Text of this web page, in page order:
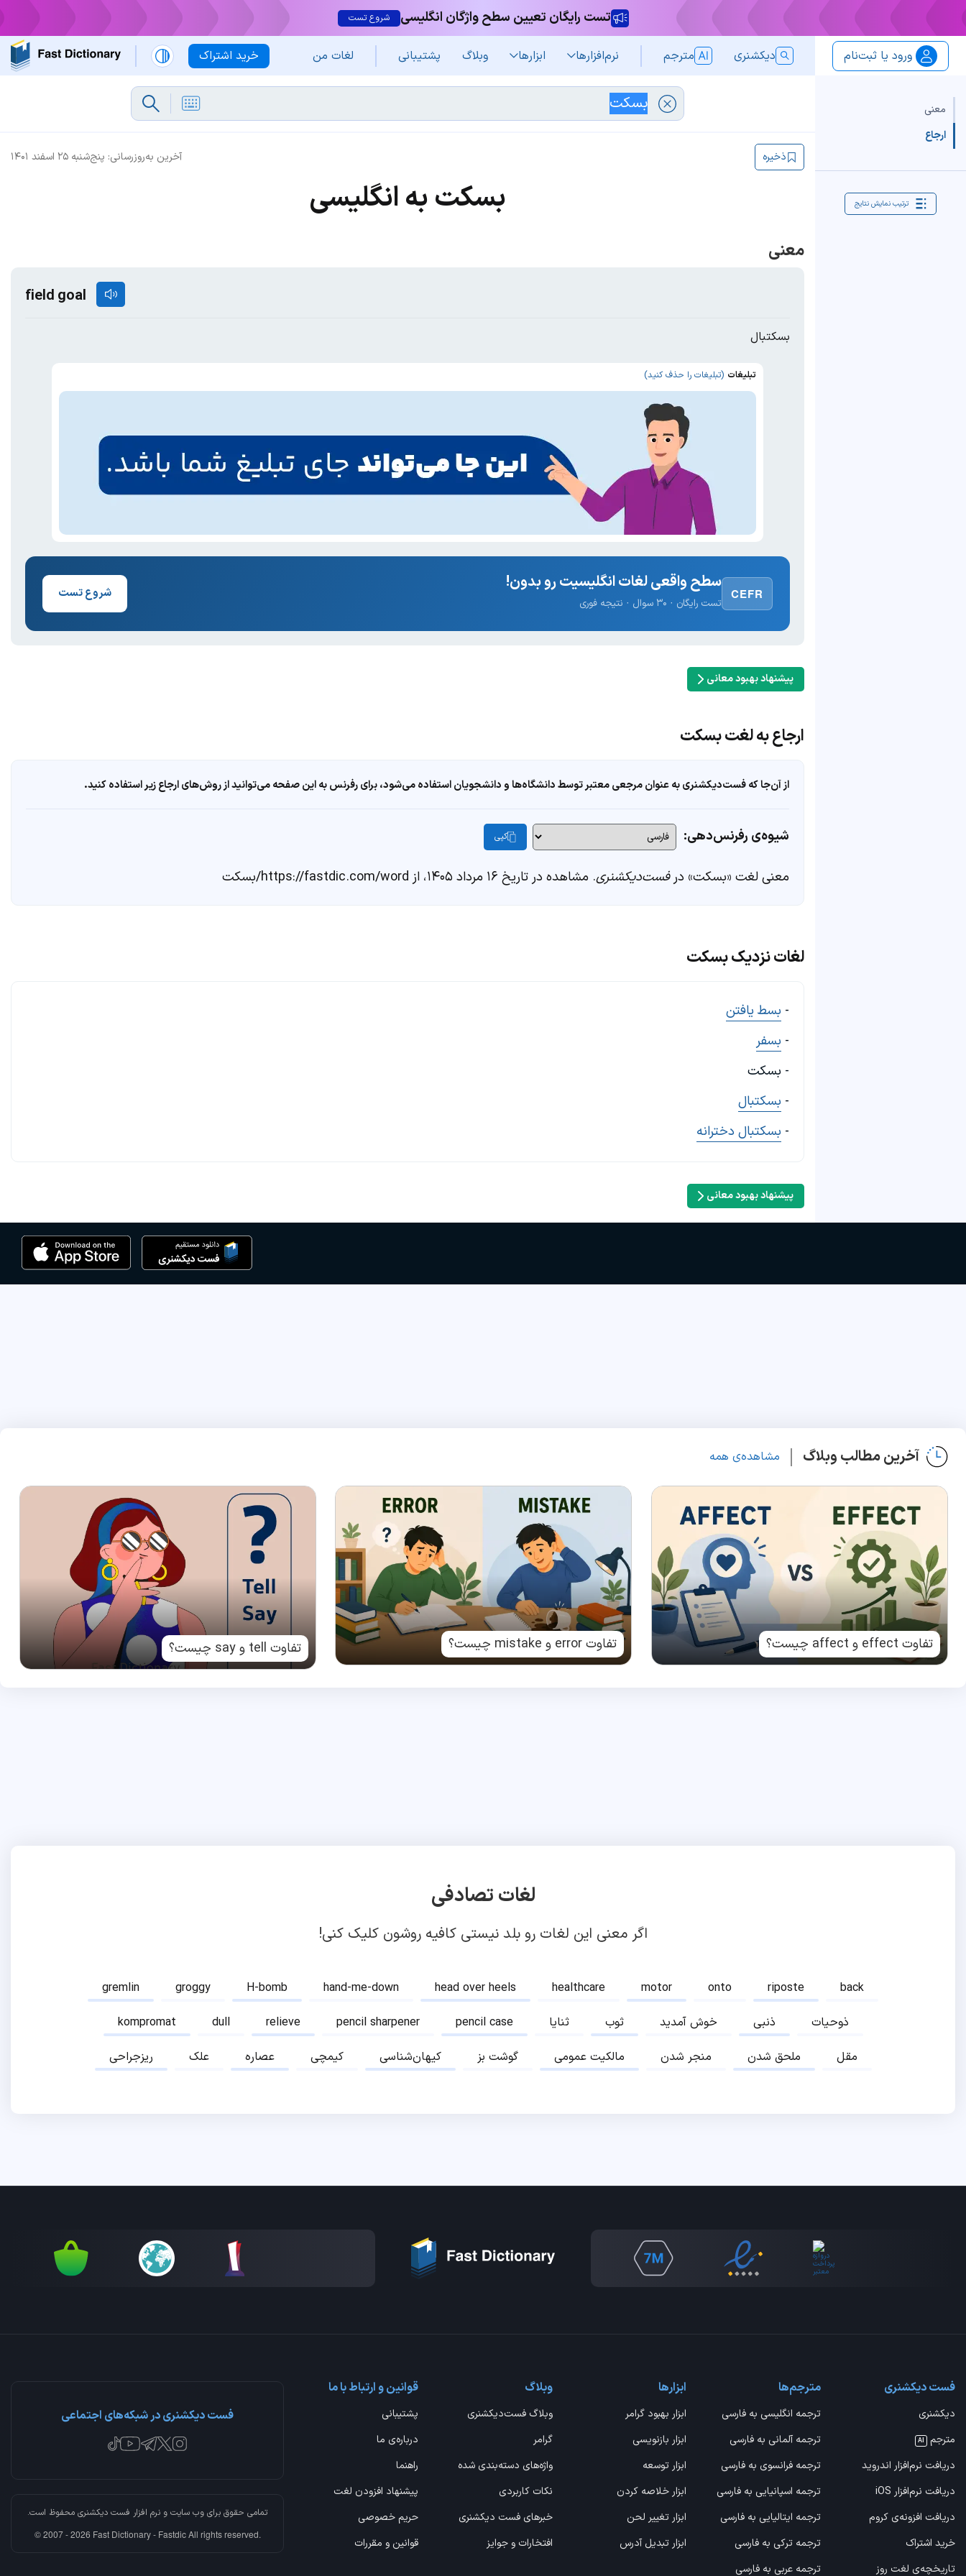
تست رایگان تعیین سطح واژگان انگلیسی شروع تست
خرید اشتراک ورود یا ثبت‌نام دیکشنری مترجم نرم‌افزار‌ها ابزارها وبلاگ پشتیبانی لغات من
معنی
ارجاع
ترتیب نمایش نتایج
آخرین به‌روزرسانی: پنج‌شنبه ۲۵ اسفند ۱۴۰۱ ذخیره
بسکت به انگلیسی
معنی
field goal
بسکتبال
تبلیغات (تبلیغات را حذف کنید)
CEFR
سطح واقعی لغات انگلیسیت رو بدون!
تست رایگان · ۳۰ سوال · نتیجه فوری
شروع تست
پیشنهاد بهبود معانی
ارجاع به لغت بسکت
از آن‌جا که فست‌دیکشنری به عنوان مرجعی معتبر توسط دانشگاه‌ها و دانشجویان استفاده می‌شود، برای رفرنس به این صفحه می‌توانید از روش‌های ارجاع زیر استفاده کنید.
شیوه‌ی رفرنس‌دهی: کپی
معنی لغت «بسکت» درفست‌دیکشنری. مشاهده در تاریخ ۱۶ مرداد ۱۴۰۵، از https://fastdic.com/word/بسکت
لغات نزدیک بسکت
- بسط یافتن
- بسفر
- بسکت
- بسکتبال
- بسکتبال دخترانه
پیشنهاد بهبود معانی
آخرین مطالب وبلاگ مشاهده‌ی همه
تفاوت effect و affect چیست؟ تفاوت error و mistake چیست؟ تفاوت tell و say چیست؟
لغات تصادفی
اگر معنی این لغات رو بلد نیستی کافیه روشون کلیک کنی!
gremlin groggy H-bomb hand-me-down head over heels healthcare motor onto riposte
back
kompromat
dull relieve pencil sharpener pencil case ثنایا ثوب خوش آمدید ذنبی
ذوحیات
ریزجراحی
علک عصاره کیمچی کیهان‌شناسی گوشت بز مالکیت عمومی منجر شدن ملحق شدن مقل
فست دیکشنری
دیکشنری
مترجم
AI
دریافت نرم‌افزار اندروید
دریافت نرم‌افزار iOS
دریافت افزونه‌ی کروم
خرید اشتراک
تاریخچه‌ی لغت روز
مترجم‌ها
ترجمه انگلیسی به فارسی
ترجمه آلمانی به فارسی
ترجمه فرانسوی به فارسی
ترجمه اسپانیایی به فارسی
ترجمه ایتالیایی به فارسی
ترجمه ترکی به فارسی
ترجمه عربی به فارسی
ابزارها
ابزار بهبود گرامر
ابزار بازنویسی
ابزار توسعه
ابزار خلاصه کردن
ابزار تغییر لحن
ابزار تبدیل آدرس
وبلاگ
وبلاگ فست‌دیکشنری
گرامر
واژه‌های دسته‌بندی شده
نکات کاربردی
خبرهای فست دیکشنری
افتخارات و جوایز
قوانین و ارتباط با ما
پشتیبانی
درباره‌ی ما
راهنما
پیشنهاد افزودن لغت
حریم خصوصی
قوانین و مقررات
فست دیکشنری در شبکه‌های اجتماعی
تمامی حقوق برای وب سایت و نرم افزار فست دیکشنریمحفوظ است.
© 2007 - 2026 Fast Dictionary - Fastdic All rights reserved.